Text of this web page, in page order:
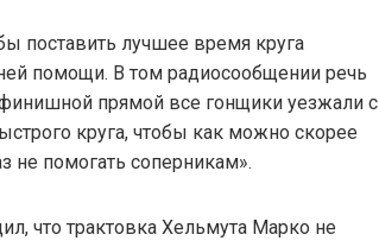
поставить лучшее время круга
помощи. В том радиосообщении речь
прямой все гонщики уезжали с
круга, чтобы как можно скорее
не помогать соперникам».
что трактовка Хельмута Марко не